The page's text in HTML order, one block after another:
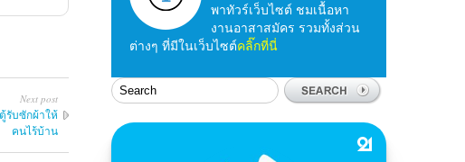
Next post
ตู้รับซักผ้าให้
คนไร้บ้าน
พาทัวร์เว็บไซต์ ชมเนื้อหา
งานอาสาสมัคร รวมทั้งส่วน
ต่างๆ ที่มีในเว็บไซต์คลิ๊กที่นี่